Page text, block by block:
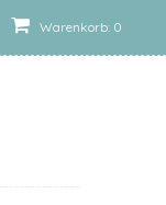
Warenkorb: 0